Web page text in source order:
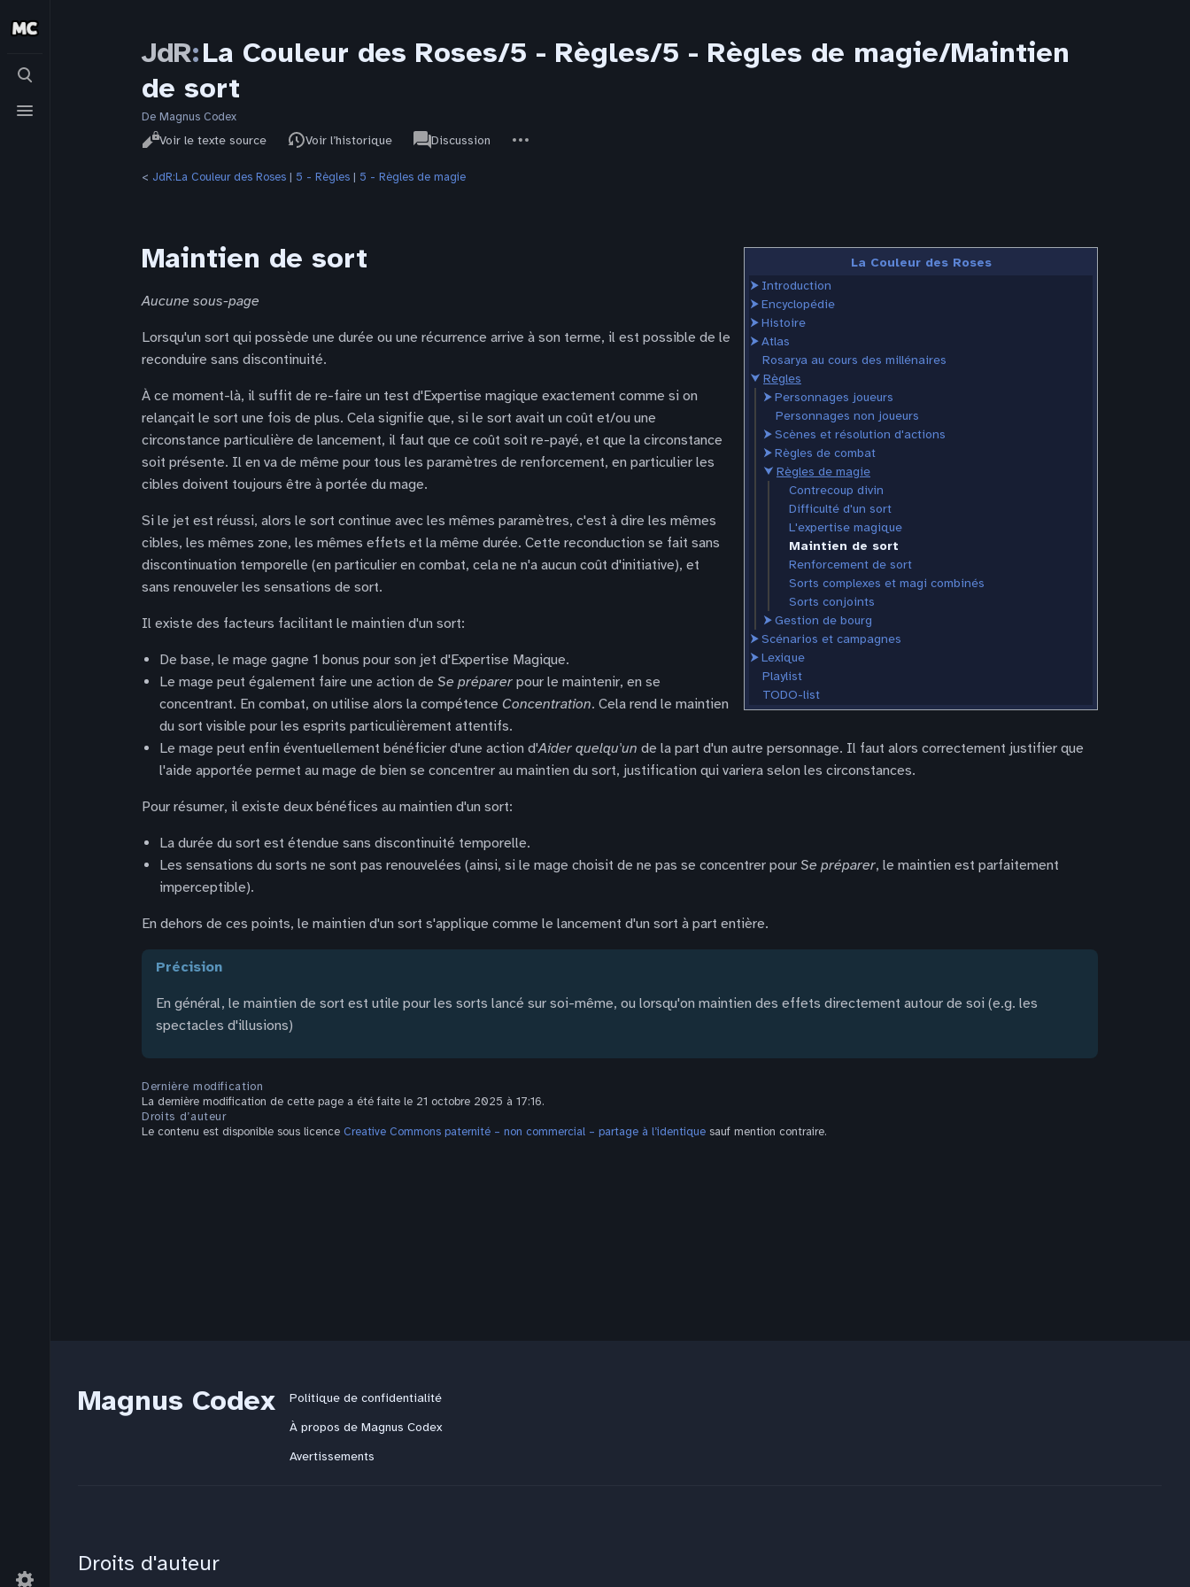
Basculer
recherche
Basculer
le
JdR:La Couleur des Roses/5 - Règles/5 - Règles de magie/Maintien
de sort
De Magnus Codex
Affichages
LireVoir le texte source Voir l’historique
associated-
pages
JdRDiscussion
actions
< JdR:La Couleur des Roses ‎ | 5 - Règles ‎ | 5 - Règles de magie
La Couleur des Roses
⮞ Introduction
⮞Encyclopédie
⮞Histoire
⮞Atlas
Rosarya au cours des millénaires
⮟ Règles
⮞Personnages joueurs
Personnages non joueurs
⮞Scènes et résolution d'actions
⮞Règles de combat
⮟ Règles de magie
Contrecoup divin
Difficulté d'un sort
L'expertise magique
Maintien de sort
Renforcement de sort
Sorts complexes et magi combinés
Sorts conjoints
⮞Gestion de bourg
⮞Scénarios et campagnes
⮞Lexique
Playlist
TODO-list
Maintien de sort
Aucune sous-page
Lorsqu'un sort qui possède une durée ou une récurrence arrive à son terme, il est possible de le
reconduire sans discontinuité.
À ce moment-là, il suffit de re-faire un test d'Expertise magique exactement comme si on
relançait le sort une fois de plus. Cela signifie que, si le sort avait un coût et/ou une
circonstance particulière de lancement, il faut que ce coût soit re-payé, et que la circonstance
soit présente. Il en va de même pour tous les paramètres de renforcement, en particulier les
cibles doivent toujours être à portée du mage.
Si le jet est réussi, alors le sort continue avec les mêmes paramètres, c'est à dire les mêmes
cibles, les mêmes zone, les mêmes effets et la même durée. Cette reconduction se fait sans
discontinuation temporelle (en particulier en combat, cela ne n'a aucun coût d'initiative), et
sans renouveler les sensations de sort.
Il existe des facteurs facilitant le maintien d'un sort:
De base, le mage gagne 1 bonus pour son jet d'Expertise Magique.
Le mage peut également faire une action de Se préparer pour le maintenir, en se
concentrant. En combat, on utilise alors la compétence Concentration. Cela rend le maintien
du sort visible pour les esprits particulièrement attentifs.
Le mage peut enfin éventuellement bénéficier d'une action d'Aider quelqu'un de la part d'un autre personnage. Il faut alors correctement justifier que
l'aide apportée permet au mage de bien se concentrer au maintien du sort, justification qui variera selon les circonstances.
Pour résumer, il existe deux bénéfices au maintien d'un sort:
La durée du sort est étendue sans discontinuité temporelle.
Les sensations du sorts ne sont pas renouvelées (ainsi, si le mage choisit de ne pas se concentrer pour Se préparer, le maintien est parfaitement
imperceptible).
En dehors de ces points, le maintien d'un sort s'applique comme le lancement d'un sort à part entière.
précision
En général, le maintien de sort est utile pour les sorts lancé sur soi-même, ou lorsqu'on maintien des effets directement autour de soi (e.g. les
spectacles d'illusions)
Dernière modification
La dernière modification de cette page a été faite le 21 octobre 2025 à 17:16.
Droits d’auteur
Le contenu est disponible sous licence Creative Commons paternité – non commercial – partage à l’identique sauf mention contraire.
Magnus Codex
Politique de confidentialité
À propos de Magnus Codex
Avertissements
Droits d'auteur